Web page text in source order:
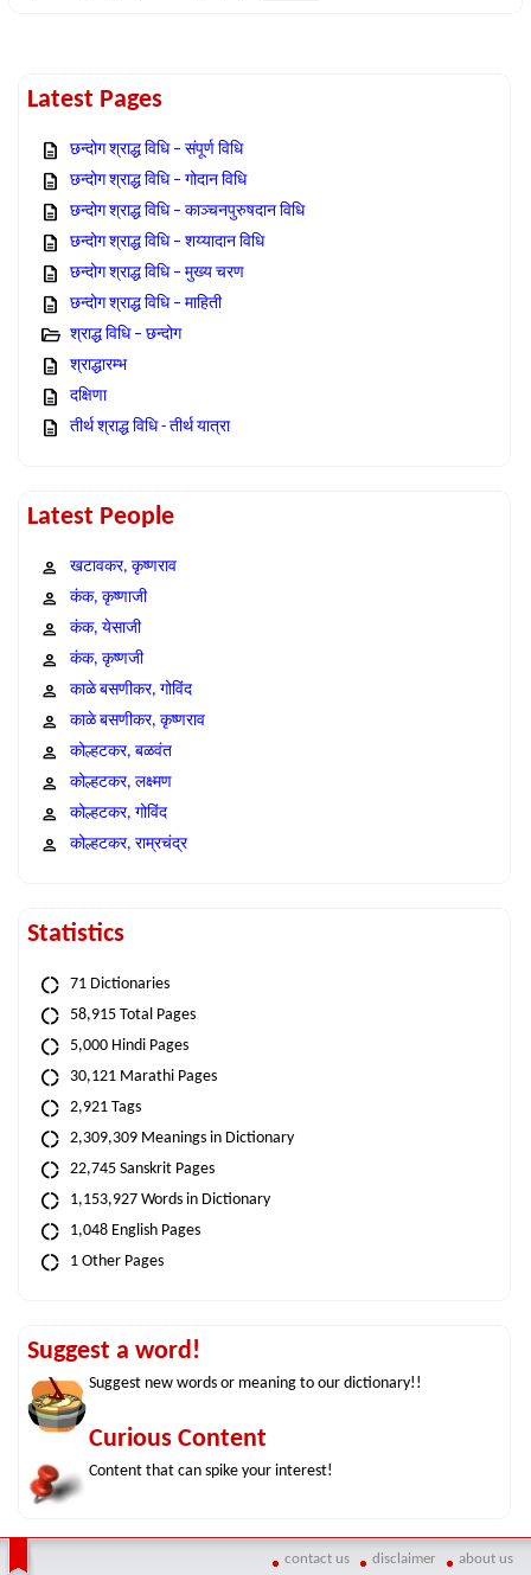
Latest Pages
छन्दोग श्राद्ध विधि – संपूर्ण विधि
छन्दोग श्राद्ध विधि – गोदान विधि
छन्दोग श्राद्ध विधि – काञ्चनपुरुषदान विधि
छन्दोग श्राद्ध विधि – शय्यादान विधि
छन्दोग श्राद्ध विधि – मुख्य चरण
छन्दोग श्राद्ध विधि – माहिती
श्राद्ध विधि – छन्दोग
श्राद्धारम्भ
दक्षिणा
तीर्थ श्राद्ध विधि - तीर्थ यात्रा
Latest People
खटावकर, कृष्णराव
कंक, कृष्णाजी
कंक, येसाजी
कंक, कृष्णजी
काळे बसणीकर, गोविंद
काळे बसणीकर, कृष्णराव
कोल्हटकर, बळवंत
कोल्हटकर, लक्ष्मण
कोल्हटकर, गोविंद
कोल्हटकर, राम्रचंद्र
Statistics
71 Dictionaries
58,915 Total Pages
5,000 Hindi Pages
30,121 Marathi Pages
2,921 Tags
2,309,309 Meanings in Dictionary
22,745 Sanskrit Pages
1,153,927 Words in Dictionary
1,048 English Pages
1 Other Pages
Suggest a word!
Suggest new words or meaning to our dictionary!!
Curious Content
Content that can spike your interest!
contact us disclaimer about us